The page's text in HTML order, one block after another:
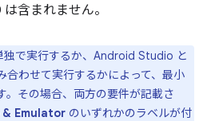
含まれません。
で実行するか、Android Studio と
わせて実行するかによって、最小
。その場合、両方の要件が記載さ
Emulator のいずれかのラベルが付